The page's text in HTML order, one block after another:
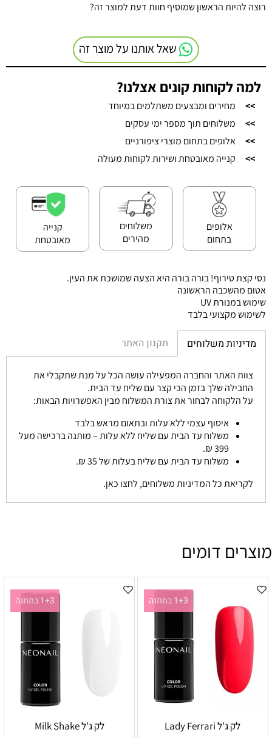
רוצה להיות הראשון שמוסיף חוות דעת למוצר זה?
שאל אותנו על מוצר זה
למה לקוחות קונים אצלנו?
>>
מחירים ומבצעים משתלמים במיוחד
>>
משלוחים תוך מספר ימי עסקים
>>
אלופים בתחום מוצרי ציפורניים
>>
קנייה מאובטחת ושירות לקוחות מעולה
אלופים
בתחום
משלוחים
מהירים
קנייה
מאובטחת
נסי קצת טירוף! בורה בורה היא הצעה שמושכת את העין.
אטום מהשכבה הראשונה
שימוש במנורת UV
לשימוש מקצועי בלבד
מדיניות משלוחים תקנון האתר
צוות האתר והחברה המפעילה עושה הכל על מנת שתקבלי את
החבילה שלך בזמן הכי קצר עם שליח עד הבית.
על הלקוחה לבחור את צורת המשלוח מבין האפשרויות הבאות:
איסוף עצמי ללא עלות ובתאום מראש בלבד
משלוח עד הבית עם שליח ללא עלות – מותנה ברכישה מעל
399 ₪.
משלוח עד הבית עם שליח בעלות של 35 ₪.
לקריאת כל המדיניות משלוחים, לחצו כאן.
מוצרים דומים
1+3 במתנה
לק ג'ל Lady Ferrari
1+3 במתנה
לק ג'ל Milk Shake